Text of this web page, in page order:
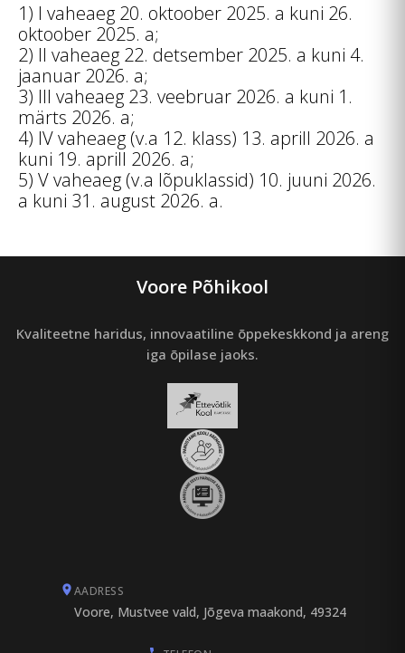
1) I vaheaeg 20. oktoober 2025. a kuni 26.
oktoober 2025. a;
2) II vaheaeg 22. detsember 2025. a kuni 4.
jaanuar 2026. a;
3) III vaheaeg 23. veebruar 2026. a kuni 1.
märts 2026. a;
4) IV vaheaeg (v.a 12. klass) 13. aprill 2026. a
kuni 19. aprill 2026. a;
5) V vaheaeg (v.a lõpuklassid) 10. juuni 2026.
a kuni 31. august 2026. a.
Voore Põhikool
Kvaliteetne haridus, innovaatiline õppekeskkond ja areng
iga õpilase jaoks.
AADRESS
Voore, Mustvee vald, Jõgeva maakond, 49324